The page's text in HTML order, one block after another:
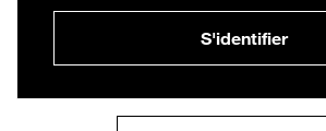
S'identifier